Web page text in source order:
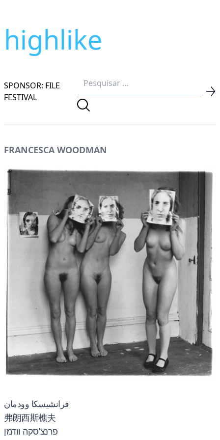
highlike
SPONSOR: FILE
FESTIVAL
FRANCESCA WOODMAN
فرانشيسكا وودمان
弗朗西斯樵夫
פרנצ’סקה וודמן